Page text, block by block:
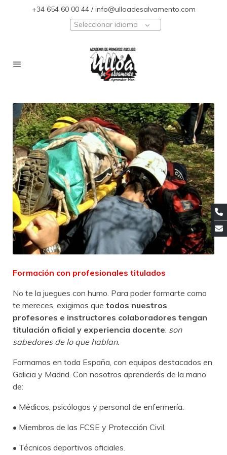
+34 654 60 00 44 / info@ulloadesalvamento.com
Seleccionar idioma
Formación con profesionales titulados
No te la juegues con humo. Para poder formarte como
te mereces, exigimos quetodos nuestros
profesores e instructores colaboradores tengan
titulación oficial y experiencia docente: son
sabedores de lo que hablan.
Formamos en toda España, con equipos destacados en
Galicia y Madrid. Con nosotros aprenderás de la mano
de:
• Médicos, psicólogos y personal de enfermería.
• Miembros de las FCSE y Protección Civil.
• Técnicos deportivos oficiales.